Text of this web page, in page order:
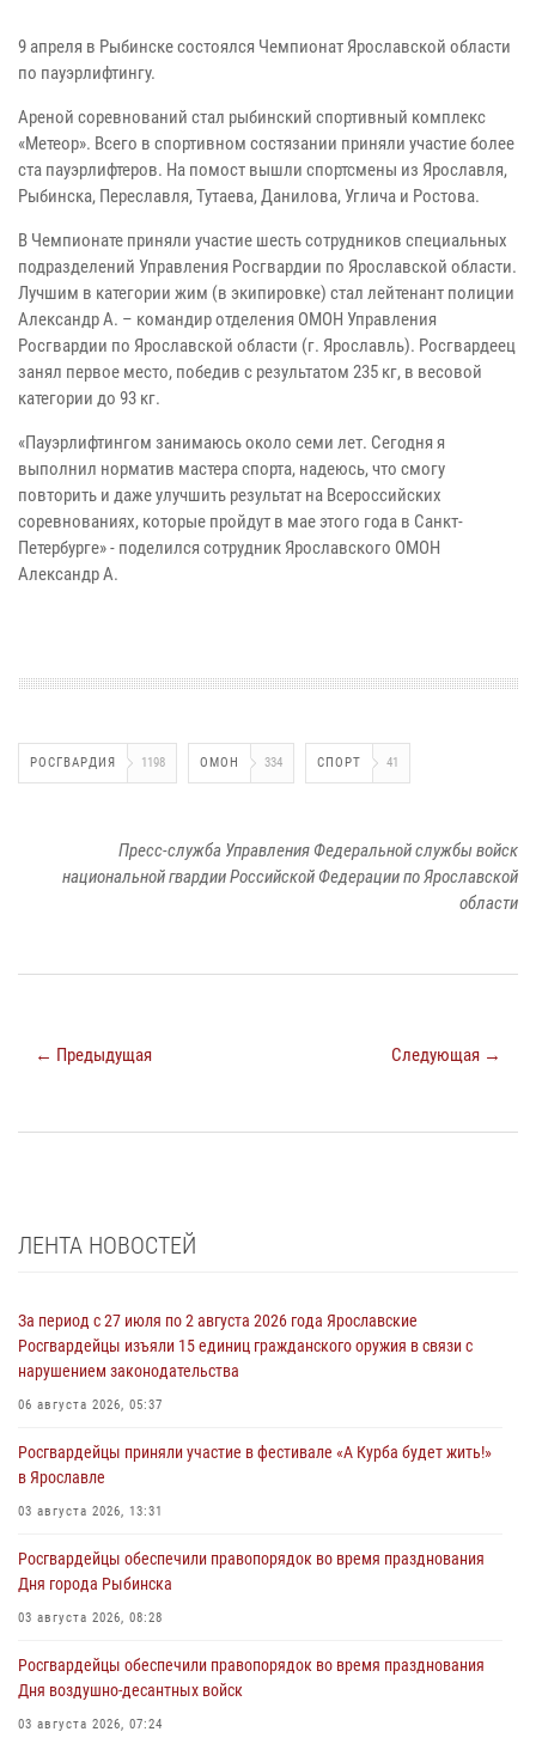
9 апреля в Рыбинске состоялся Чемпионат Ярославской области
по пауэрлифтингу.
Ареной соревнований стал рыбинский спортивный комплекс
«Метеор». Всего в спортивном состязании приняли участие более
ста пауэрлифтеров. На помост вышли спортсмены из Ярославля,
Рыбинска, Переславля, Тутаева, Данилова, Углича и Ростова.
В Чемпионате приняли участие шесть сотрудников специальных
подразделений Управления Росгвардии по Ярославской области.
Лучшим в категории жим (в экипировке) стал лейтенант полиции
Александр А. – командир отделения ОМОН Управления
Росгвардии по Ярославской области (г. Ярославль). Росгвардеец
занял первое место, победив с результатом 235 кг, в весовой
категории до 93 кг.
«Пауэрлифтингом занимаюсь около семи лет. Сегодня я
выполнил норматив мастера спорта, надеюсь, что смогу
повторить и даже улучшить результат на Всероссийских
соревнованиях, которые пройдут в мае этого года в Санкт-
Петербурге» - поделился сотрудник Ярославского ОМОН
Александр А.
РОСГВАРДИЯ 1198 ОМОН 334 СПОРТ 41
Пресс-служба Управления Федеральной службы войск
национальной гвардии Российской Федерации по Ярославской
области
← Предыдущая Следующая →
ЛЕНТА НОВОСТЕЙ
За период с 27 июля по 2 августа 2026 года Ярославские
Росгвардейцы изъяли 15 единиц гражданского оружия в связи с
нарушением законодательства
06 августа 2026, 05:37
Росгвардейцы приняли участие в фестивале «А Курба будет жить!»
в Ярославле
03 августа 2026, 13:31
Росгвардейцы обеспечили правопорядок во время празднования
Дня города Рыбинска
03 августа 2026, 08:28
Росгвардейцы обеспечили правопорядок во время празднования
Дня воздушно-десантных войск
03 августа 2026, 07:24